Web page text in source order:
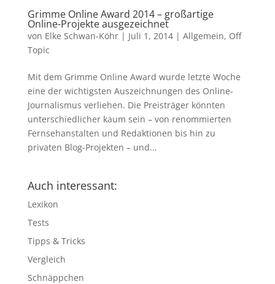
Grimme Online Award 2014 – großartige
Online-Projekte ausgezeichnet
von Elke Schwan-Köhr| Juli 1, 2014| Allgemein, Off
Topic
Mit dem Grimme Online Award wurde letzte Woche
eine der wichtigsten Auszeichnungen des Online-
Journalismus verliehen. Die Preisträger könnten
unterschiedlicher kaum sein – von renommierten
Fernsehanstalten und Redaktionen bis hin zu
privaten Blog-Projekten – und...
Auch interessant:
Lexikon
Tests
Tipps & Tricks
Vergleich
Schnäppchen